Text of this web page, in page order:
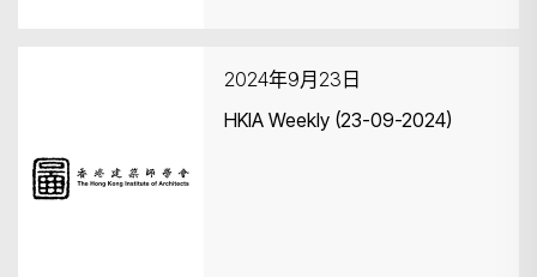
2024年9月23日
HKIA Weekly (23-09-2024)